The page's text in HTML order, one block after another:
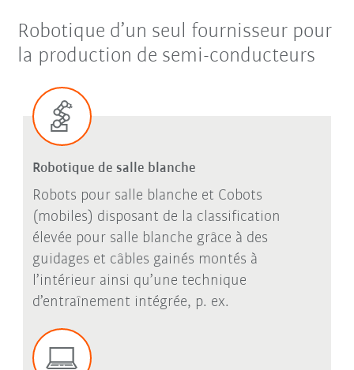
Robotique d’un seul fournisseur pour
la production de semi-conducteurs
Robotique de salle blanche
Robots pour salle blanche et Cobots
(mobiles) disposant de la classification
élevée pour salle blanche grâce à des
guidages et câbles gainés montés à
l’intérieur ainsi qu’une technique
d’entraînement intégrée, p. ex.